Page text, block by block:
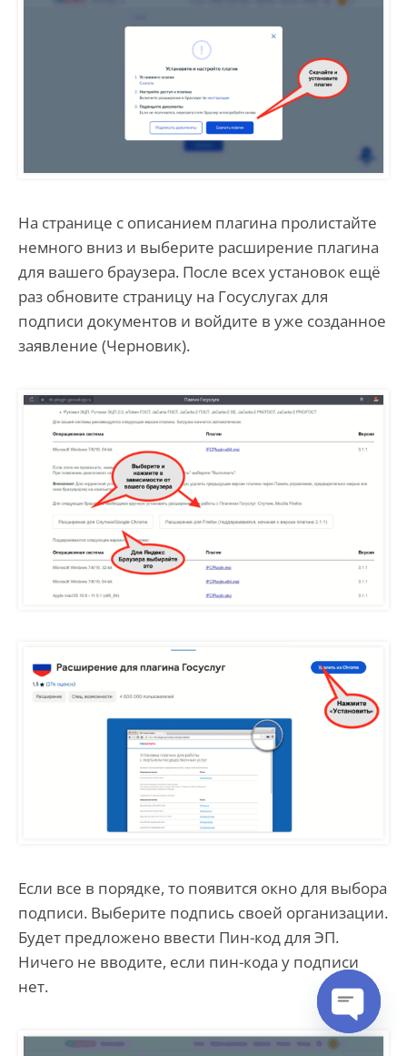
На странице с описанием плагина пролистайте
немного вниз и выберите расширение плагина
для вашего браузера. После всех установок ещё
раз обновите страницу на Госуслугах для
подписи документов и войдите в уже созданное
заявление (Черновик).
Если все в порядке, то появится окно для выбора
подписи. Выберите подпись своей организации.
Будет предложено ввести Пин-код для ЭП.
Ничего не вводите, если пин-кода у подписи
нет.
Open